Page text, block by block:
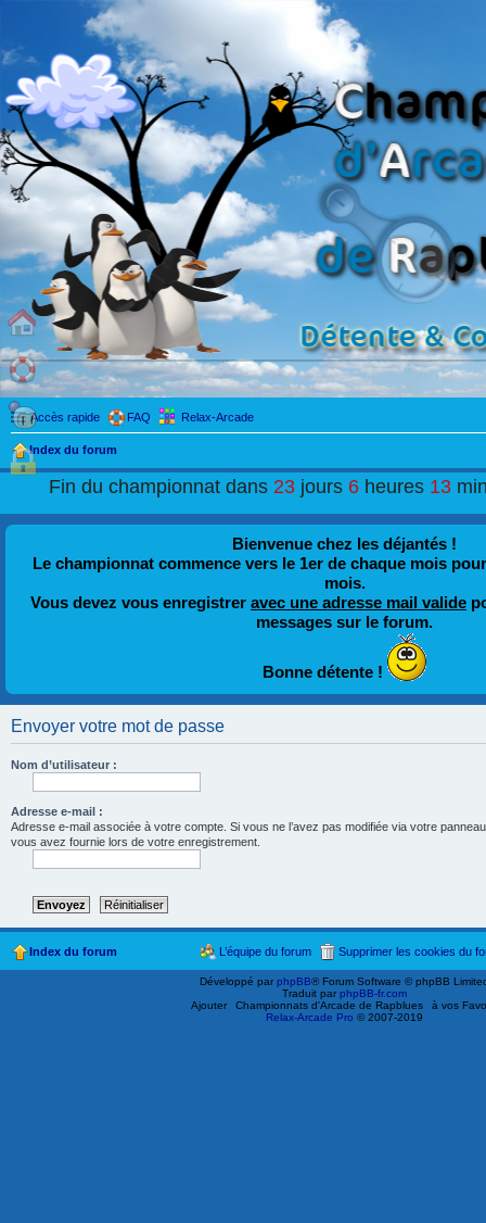
Accès rapide FAQ Relax-Arcade
Index du forum
Fin du championnat dans23 jours6 heures13
Bienvenue chez les déjantés !
Le championnat commence vers le 1er de chaque mois
mois.
Vous devez vous enregistrer avec une adresse mail valide
messages sur le forum.
Bonne détente !
Envoyer votre mot de passe
Nom d’utilisateur :
Adresse e-mail :
Adresse e-mail associée à votre compte. Si vous ne l’avez pas modifiée via votre panneau
vous avez fournie lors de votre enregistrement.
Index du forum Supprimer les cookies du
L’équipe du forum
Développé parphpBB® Forum Software © phpBB
Traduit parphpBB-fr.com
Ajouter
Championnats d'Arcade de Rapblues
à vos
Relax-Arcade Pro © 2007-2019